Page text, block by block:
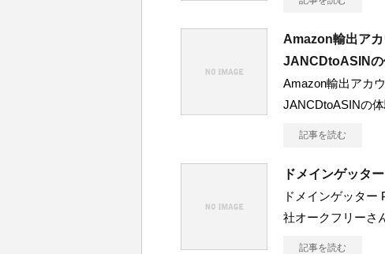
Amazon輸出アカ
JANCDtoASIN
Amazon輸出アカ
JANCDtoASINの
記事を読む
ドメインゲッタ
ドメインゲッター
社オークフリーさ
記事を読む